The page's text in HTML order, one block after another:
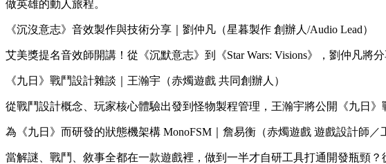
做英雄的動人旅程。
《沉沒意志》音效製作與技術分享｜劉仲凡（星暮製作 創辦人/Audio Lead）
艾美獎提名音效師開講！從《沉默意志》到《Star Wars: Visions》，劉仲凡
《九日》戰鬥設計雜談｜王瀚宇（赤燭遊戲 共同創辦人）
從戰鬥設計概念、玩家核心體驗出發到怪物製程管理，王瀚宇將公開《九日
為《九日》而研發的狀態機架構 MonoFSM｜詹易衡（赤燭遊戲 遊戲設計師／
當解謎、戰鬥、敘事全都在一款遊戲裡，做到一半才自研工具打通開發瓶頸